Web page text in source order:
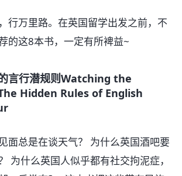
行万里路。在英国留学出发之前，不
的这8本书，一定有所裨益~
言行潜规则Watching the
Hidden Rules of English
面总是在谈天气？ 为什么英国酒吧要
为什么英国人似乎都有社交拘泥症，